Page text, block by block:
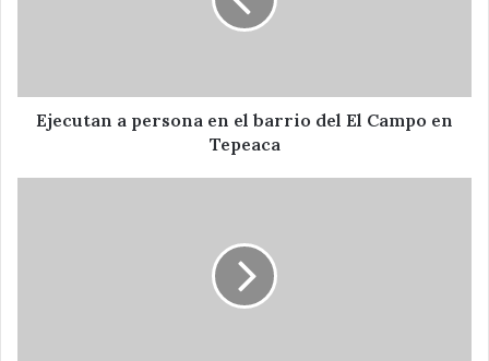
Campo
Ejecutan a persona en el barrio del El Campo en
Tepeaca